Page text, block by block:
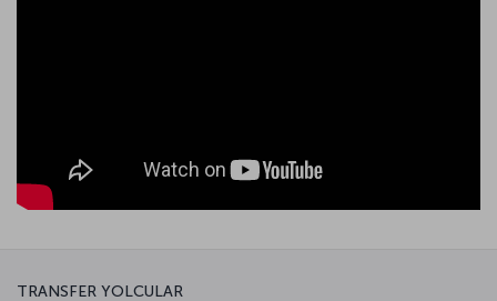
TRANSFER YOLCULAR